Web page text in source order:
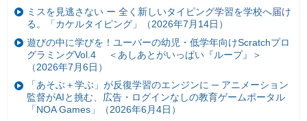
ミスを見逃さない ー 全く新しいタイピング学習を学校へ届け
る。「カケルタイピング」（2026年7月14日）
遊びの中に学びを！ユーバーの幼児・低学年向けScratchプロ
グラミングVol.4 ＜あしあとがいっぱい『ループ』＞
（2026年7月6日）
「あそぶ＋学ぶ」が反復学習のエンジンに ─ アニメーション
監督がAIと挑む、広告・ログインなしの教育ゲームポータル
「NOA Games」（2026年6月4日）